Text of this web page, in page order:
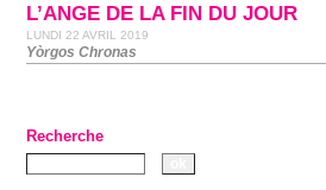
L’ANGE DE LA FIN DU JOUR
LUNDI 22 AVRIL 2019
Yòrgos Chronas
Recherche